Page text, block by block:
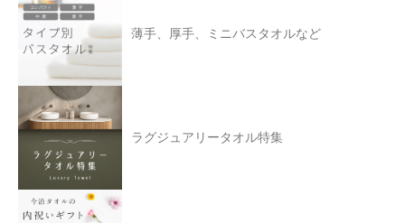
薄手、厚手、ミニバスタオルなど
ラグジュアリータオル特集